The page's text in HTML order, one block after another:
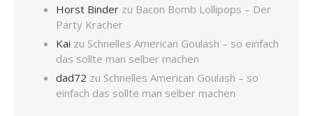
Horst Binder zu Bacon Bomb Lollipops – Der
Party Kracher
Kai zu Schnelles American Goulash – so einfach
das sollte man selber machen
dad72 zu Schnelles American Goulash – so
einfach das sollte man selber machen